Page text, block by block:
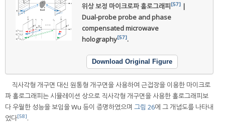
위상 보정 마이크로파 홀로그래피[57]|
Dual-probe probe and phase
compensated microwave
holography[57].
Download Original Figure
직사각형 개구면 대신 원통형 개구면을 사용하여 근접장을 이용한 마이크로
파 홀로그래피는 시뮬레이션 상으로 직사각형 개구면을 사용한 홀로그래피보
다 우월한 성능을 보임을 Wu 등이 증명하였으며 그림 26에 그 개념도를 나타내
었다[58].